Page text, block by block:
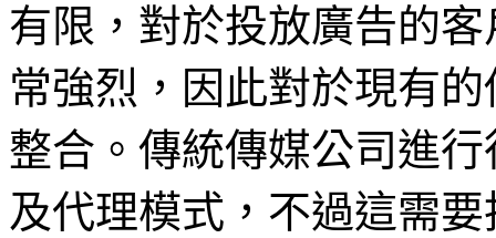
有限，對於投放廣告的
常強烈，因此對於現有
整合。傳統傳媒公司進
及代理模式，不過這需